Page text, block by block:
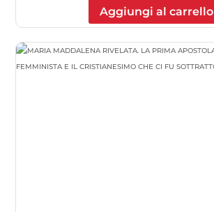
Aggiungi al carrello